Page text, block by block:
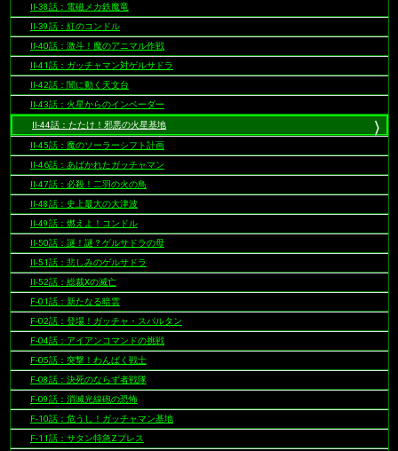
II-38話：電磁メカ鉄魔竜
II-39話：紅のコンドル
II-40話：激斗！魔のアニマル作戦
II-41話：ガッチャマン対ゲルサドラ
II-42話：闇に動く天文台
II-43話：火星からのインベーダー
II-44話：たたけ！邪悪の火星基地
II-45話：魔のソーラーシフト計画
II-46話：あばかれたガッチャマン
II-47話：必殺！二羽の火の鳥
II-48話：史上最大の大津波
II-49話：燃えよ！コンドル
II-50話：謎！謎？ゲルサドラの母
II-51話：悲しみのゲルサドラ
II-52話：総裁Xの滅亡
F-01話：新たなる暗雲
F-02話：登場！ガッチャ・スパルタン
F-04話：アイアンコマンドの挑戦
F-05話：突撃！わんぱく戦士
F-08話：決死のならず者戦隊
F-09話：消滅光線砲の恐怖
F-10話：危うし！ガッチャマン基地
F-11話：サタン特急Zプレス